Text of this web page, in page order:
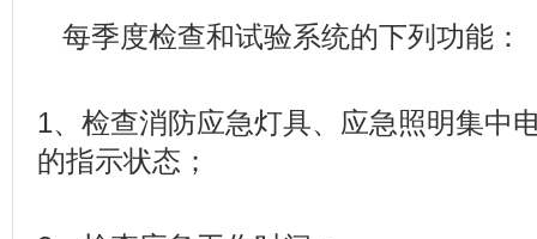
每季度检查和试验系统的下列功能：
1、检查消防应急灯具、应急照明集中
的指示状态；